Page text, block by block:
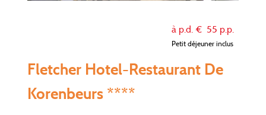
à p.d. € 55 p.p.
Petit déjeuner inclus
Fletcher Hotel-Restaurant De
Korenbeurs ****